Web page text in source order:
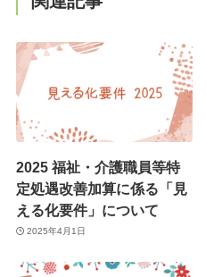
2025 福祉・介護職員等特
定処遇改善加算に係る「見
える化要件」について
2025年4月1日